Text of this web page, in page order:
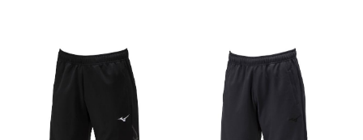
ライフスタイルグッズ
インナー